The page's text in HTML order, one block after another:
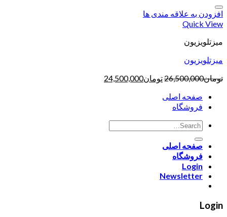
افزودن به علاقه مندی ها
Quick View
میزتلویزیون
میزتلویزیون
تومان26,500,000تومان24,500,000
صفحه اصلی
فروشگاه
صفحه اصلی
فروشگاه
Login
Newsletter
Login